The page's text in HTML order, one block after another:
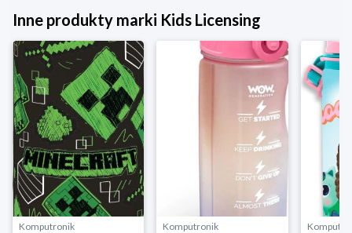
Inne produkty marki Kids Licensing
Komputronik Komputronik